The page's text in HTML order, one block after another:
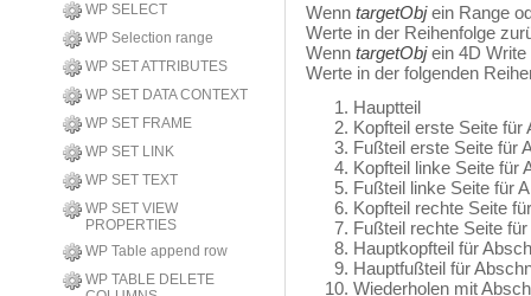
WP SELECT
WP Selection range
WP SET ATTRIBUTES
WP SET DATA CONTEXT
WP SET FRAME
WP SET LINK
WP SET TEXT
WP SET VIEW
PROPERTIES
WP Table append row
WP TABLE DELETE
Wenn targetObjein Range
Werte in der Reihenfolge
Wenn targetObjein 4D Write
Werte in der folgenden
Hauptteil
Kopfteil erste Seite
Fußteil erste Seite für
Kopfteil linke Seite für
Fußteil linke Seite für
Kopfteil rechte Seite
Fußteil rechte Seite
Hauptkopfteil für
Hauptfußteil für
Wiederholen mit